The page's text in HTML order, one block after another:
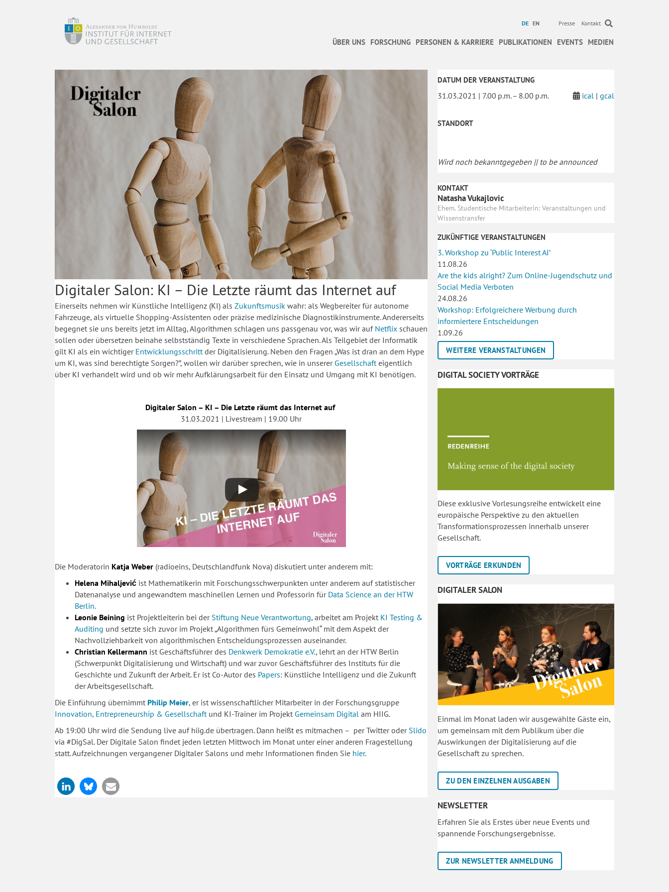
DE EN Presse Kontakt
ÜBER UNS FORSCHUNG PERSONEN & KARRIERE PUBLIKATIONEN EVENTS MEDIEN
Digitaler Salon: KI – Die Letzte räumt das Internet auf
Einerseits nehmen wir Künstliche Intelligenz (KI) als Zukunftsmusik wahr: als Wegbereiter für autonome
Fahrzeuge, als virtuelle Shopping-Assistenten oder präzise medizinische Diagnostikinstrumente. Andererseits
begegnet sie uns bereits jetzt im Alltag, Algorithmen schlagen uns passgenau vor, was wir auf Netflix schauen
sollen oder übersetzen beinahe selbstständig Texte in verschiedene Sprachen. Als Teilgebiet der Informatik
gilt KI als ein wichtiger Entwicklungsschrittder Digitalisierung. Neben den Fragen „Was ist dran an dem Hype
um KI, was sind berechtigte Sorgen?”, wollen wir darüber sprechen, wie in unserer Gesellschafteigentlich
über KI verhandelt wird und ob wir mehr Aufklärungsarbeit für den Einsatz und Umgang mit KI benötigen.
Digitaler Salon – KI – Die Letzte räumt das Internet auf
31.03.2021 | Livestream | 19.00 Uhr
Die Moderatorin Katja Weber (radioeins, Deutschlandfunk Nova) diskutiert unter anderem mit:
Helena Mihaljević ist Mathematikerin mit Forschungsschwerpunkten unter anderem auf statistischer
Datenanalyse und angewandtem maschinellen Lernen und Professorin für Data Science an der HTW
Berlin.
Leonie Beining ist Projektleiterin bei der Stiftung Neue Verantwortung, arbeitet am Projekt KI Testing &
Auditing und setzte sich zuvor im Projekt „Algorithmen fürs Gemeinwohl“ mit dem Aspekt der
Nachvollziehbarkeit von algorithmischen Entscheidungsprozessen auseinander.
Christian Kellermann ist Geschäftsführer des Denkwerk Demokratie e.V., lehrt an der HTW Berlin
(Schwerpunkt Digitalisierung und Wirtschaft) und war zuvor Geschäftsführer des Instituts für die
Geschichte und Zukunft der Arbeit. Er ist Co-Autor des Papers: Künstliche Intelligenz und die Zukunft
der Arbeitsgesellschaft.
Die Einführung übernimmt Philip Meier, er ist wissenschaftlicher Mitarbeiter in der Forschungsgruppe
Innovation, Entrepreneurship & Gesellschaftund KI-Trainer im Projekt Gemeinsam Digital am HIIG.
Ab 19:00 Uhr wird die Sendung live auf hiig.de übertragen. Dann heißt es mitmachen – per Twitter oder Slido
via #DigSal. Der Digitale Salon findet jeden letzten Mittwoch im Monat unter einer anderen Fragestellung
statt. Aufzeichnungen vergangener Digitaler Salons und mehr Informationen finden Sie hier.
DATUM DER VERANSTALTUNG
31.03.2021 | 7.00 p.m. – 8.00 p.m. ical| gcal
STANDORT
Wird noch bekanntgegeben || to be announced
KONTAKT
Natasha Vukajlovic
Ehem. Studentische Mitarbeiterin: Veranstaltungen und
Wissenstransfer
ZUKÜNFTIGE VERANSTALTUNGEN
3. Workshop zu ‘Public Interest AI’
11.08.26
Are the kids alright? Zum Online-Jugendschutz und
Social Media Verboten
24.08.26
Workshop: Erfolgreichere Werbung durch
informiertere Entscheidungen
1.09.26
WEITERE VERANSTALTUNGEN
DIGITAL SOCIETY VORTRÄGE
Diese exklusive Vorlesungsreihe entwickelt eine
europäische Perspektive zu den aktuellen
Transformationsprozessen innerhalb unserer
Gesellschaft.
VORTRÄGE ERKUNDEN
DIGITALER SALON
Einmal im Monat laden wir ausgewählte Gäste ein,
um gemeinsam mit dem Publikum über die
Auswirkungen der Digitalisierung auf die
Gesellschaft zu sprechen.
ZU DEN EINZELNEN AUSGABEN
NEWSLETTER
Erfahren Sie als Erstes über neue Events und
spannende Forschungsergebnisse.
ZUR NEWSLETTER ANMELDUNG